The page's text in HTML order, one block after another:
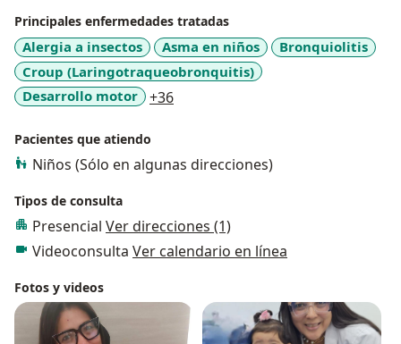
espectro Autista.
Principales enfermedades tratadas
Alergia a insectos Asma en niños
Bronquiolitis
Croup (Laringotraqueobronquitis)
Desarrollo motor
+36a11y_sr_more_diseases
Pacientes que atiendo
Niños (Sólo en algunas direcciones)
Tipos de consulta
Presencial Ver direcciones (1)
Videoconsulta Ver calendario en línea
Fotos y videos